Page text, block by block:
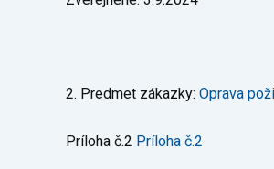
2. Predmet zákazky: Oprava
Príloha č.2 Príloha č.2